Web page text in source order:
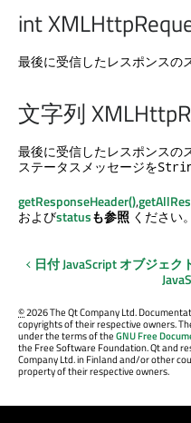
int
最後に受信したレスポンスの
文字列
最後に受信したレスポンスの
ステータスメッセージを
getResponseHeader(),
およびstatusも参照 ください。
日付 JavaScript オブジェク
©2026 The Qt Company Ltd.
copyrights of their respective owners.
under the terms of theGNU Free
the Free Software Foundation. Qt and
Company Ltd. in Finland and/or other
property of their respective owners.